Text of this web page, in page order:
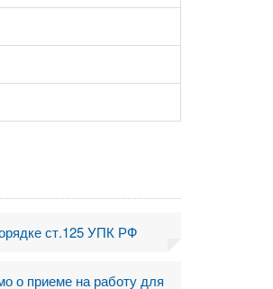
ст.125 УПК РФ
о приеме на работу для